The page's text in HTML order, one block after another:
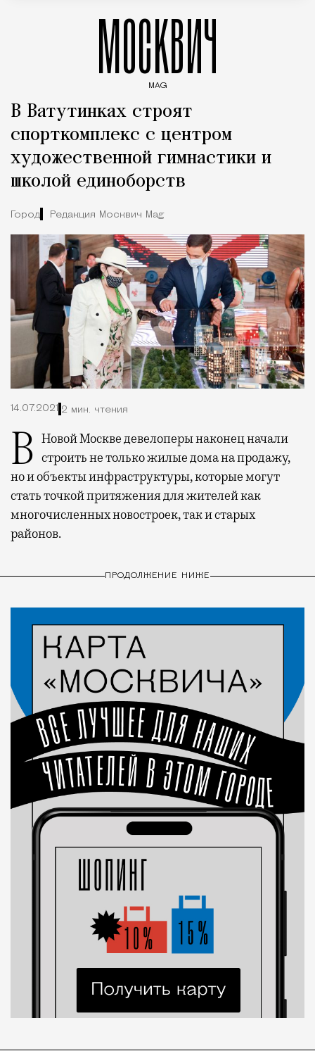
МОСКВИЧ
MAG
В Ватутинках строят
спорткомплекс с центром
художественной гимнастики и
школой единоборств
Город Редакция Москвич Mag
14.07.2021 2 мин. чтения
В Новой Москве девелоперы наконец начали строить не только жилые дома на продажу,
но и объекты инфраструктуры, которые могут
стать точкой притяжения для жителей как
многочисленных новостроек, так и старых
районов.
ПРОДОЛЖЕНИЕ НИЖЕ